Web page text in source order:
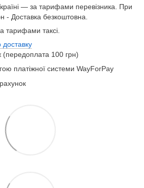
— за тарифами перевізника. При
- Доставка безкоштовна.
тарифами таксі.
доставку
(передоплата 100 грн)
платіжної системи WayForPay